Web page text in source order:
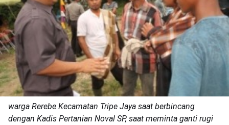
warga Rerebe Kecamatan Tripe Jaya saat berbincang
dengan Kadis Pertanian Noval SP, saat meminta ganti rugi